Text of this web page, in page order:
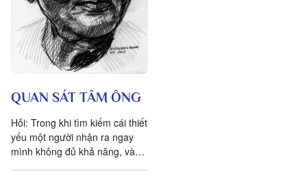
QUAN SÁT TÂM ÔNG
Hỏi: Trong khi tìm kiếm cái thiết
yếu một người nhận ra ngay
mình không đủ khả năng, và